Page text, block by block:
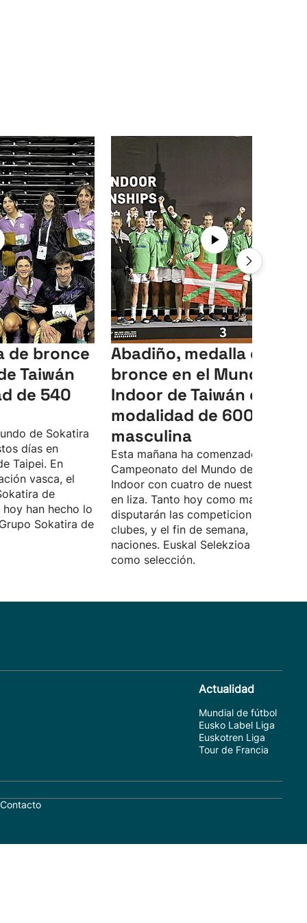
de bronce
Taiwán
de 540
de Sokatira
días en
Taipei. En
vasca, el
de
han hecho lo
Sokatira de
Abadiño, medalla de
bronce en el Mundial
Indoor de Taiwán en la
modalidad de 600 kilos
masculina
Esta mañana ha comenzado el
Campeonato del Mundo de Sokatira
Indoor con cuatro de nuestros clubes
en liza. Tanto hoy como mañana, se
disputarán las competiciones por
clubes, y el fin de semana, lo harán
naciones. Euskal Selekzioa competirá
como selección.
Actualidad
Mundial de fútbol
Eusko Label Liga
Euskotren Liga
Tour de Francia
Contacto